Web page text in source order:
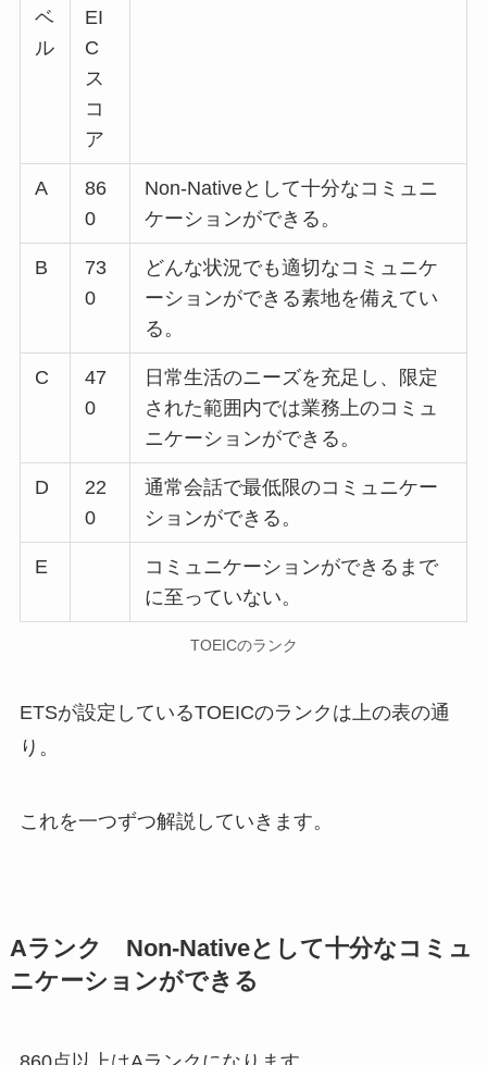
ベ
ル
EI
C
ス
コ
ア
A
86
0
Non-Nativeとして十分なコミュニ
ケーションができる。
B
73
0
どんな状況でも適切なコミュニケ
ーションができる素地を備えてい
る。
C
47
0
日常生活のニーズを充足し、限定
された範囲内では業務上のコミュ
ニケーションができる。
D
22
0
通常会話で最低限のコミュニケー
ションができる。
E
コミュニケーションができるまで
に至っていない。
TOEICのランク
ETSが設定しているTOEICのランクは上の表の通
り。
これを一つずつ解説していきます。
Aランク Non-Nativeとして十分なコミュ
ニケーションができる